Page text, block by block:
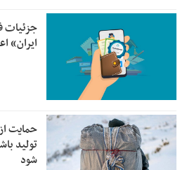
جزئیات
ایران»
حمایت
تولید
شود